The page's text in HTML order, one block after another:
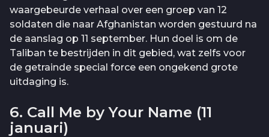
waargebeurde verhaal over een groep van 12
soldaten die naar Afghanistan worden gestuurd na
de aanslag op 11 september. Hun doel is om de
Taliban te bestrijden in dit gebied, wat zelfs voor
de getrainde special force een ongekend grote
uitdaging is.
6. Call Me by Your Name (11
januari)